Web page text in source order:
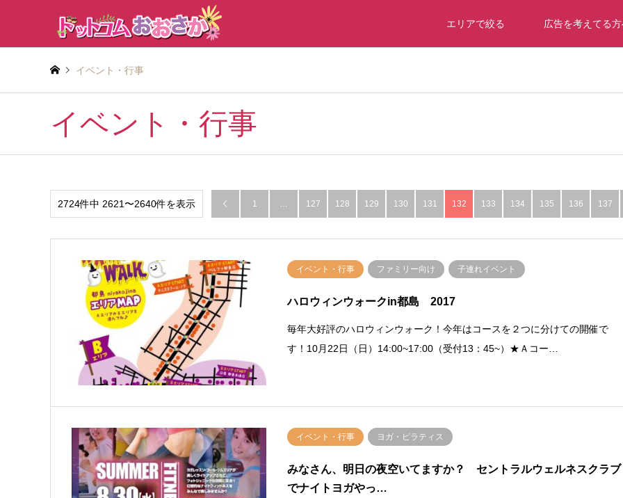
エリアで絞る 広告を考えてる
イベント・行事
イベント・行事
2724件中 2621〜2640件を表示  1 … 127 128 129 130 131 132 133 134 135 136 137
イベント・行事 ファミリー向け 子連れイベント
ハロウィンウォークin都島 2017
毎年大好評のハロウィンウォーク！今年はコースを２つに分けての開催で
す！10月22日（日）14:00~17:00（受付13：45~）★Ａコー…
イベント・行事 ヨガ・ピラティス
みなさん、明日の夜空いてますか？ セントラルウェルネスクラブ
でナイトヨガやっ…